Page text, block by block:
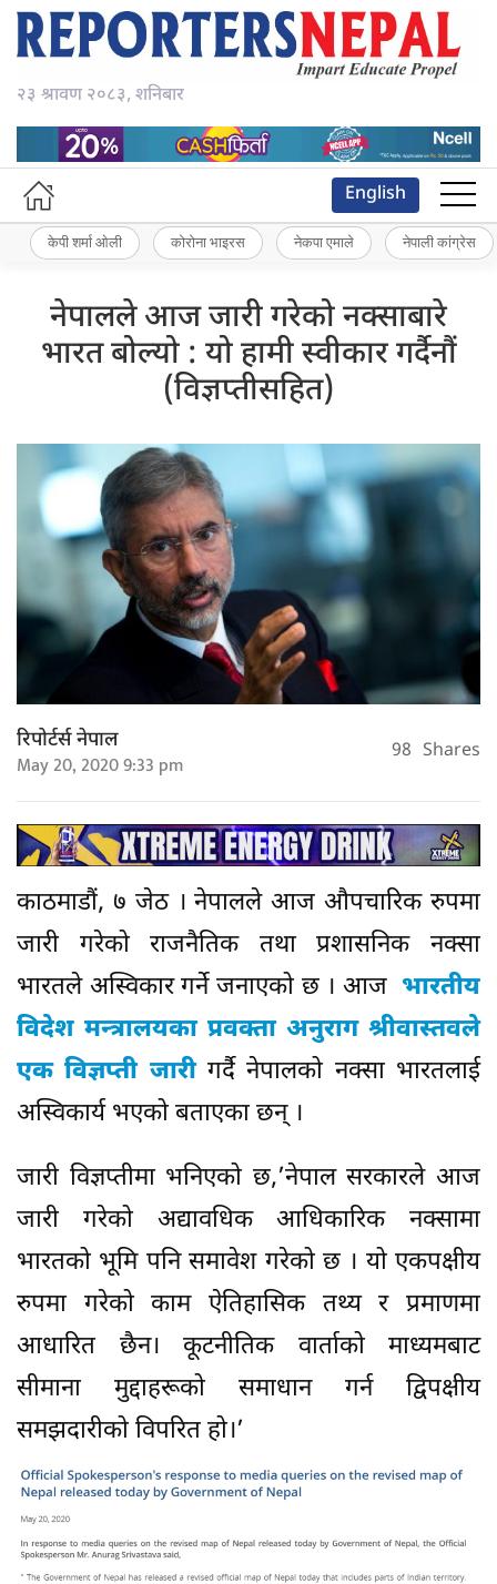
२३ श्रावण २०८३, शनिबार
English
केपी शर्मा ओली कोरोना भाइरस नेकपा एमाले नेपाली कांग्रेस
नेपालले आज जारी गरेको नक्साबारे
भारत बोल्यो : यो हामी स्वीकार गर्दैनौं
(विज्ञप्तीसहित)
रिपोर्टर्स नेपाल
May 20, 2020 9:33 pm 98 Shares
काठमाडौं, ७ जेठ । नेपालले आज औपचारिक रुपमा
जारी गरेको राजनैतिक तथा प्रशासनिक नक्सा
भारतले अस्विकार गर्ने जनाएको छ । आज भारतीय
विदेश मन्त्रालयका प्रवक्ता अनुराग श्रीवास्तवले
एक विज्ञप्ती जारीगर्दै नेपालको नक्सा भारतलाई
अस्विकार्य भएको बताएका छन् ।
जारी विज्ञप्तीमा भनिएको छ,’नेपाल सरकारले आज
जारी गरेको अद्यावधिक आधिकारिक नक्सामा
भारतको भूमि पनि समावेश गरेको छ । यो एकपक्षीय
रुपमा गरेको काम ऐतिहासिक तथ्य र प्रमाणमा
आधारित छैन। कूटनीतिक वार्ताको माध्यमबाट
सीमाना मुद्दाहरूको समाधान गर्न द्विपक्षीय
समझदारीको विपरित हो।’